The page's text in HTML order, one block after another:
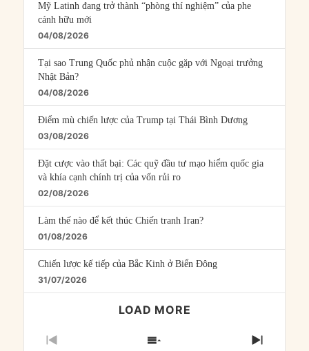
Mỹ Latinh đang trở thành “phòng thí nghiệm” của phe
cánh hữu mới
04/08/2026
Tại sao Trung Quốc phủ nhận cuộc gặp với Ngoại trưởng
Nhật Bản?
04/08/2026
Điểm mù chiến lược của Trump tại Thái Bình Dương
03/08/2026
Đặt cược vào thất bại: Các quỹ đầu tư mạo hiểm quốc gia
và khía cạnh chính trị của vốn rủi ro
02/08/2026
Làm thế nào để kết thúc Chiến tranh Iran?
01/08/2026
Chiến lược kế tiếp của Bắc Kinh ở Biển Đông
31/07/2026
LOAD MORE
PREVIOUS
SHOW
NEXT